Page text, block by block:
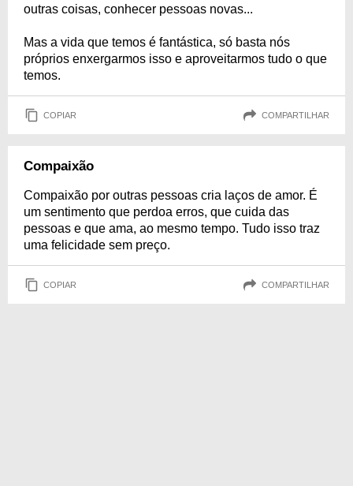
outras coisas, conhecer pessoas novas...
Mas a vida que temos é fantástica, só basta nós
próprios enxergarmos isso e aproveitarmos tudo o que
temos.
COPIAR COMPARTILHAR
Compaixão
Compaixão por outras pessoas cria laços de amor. É
um sentimento que perdoa erros, que cuida das
pessoas e que ama, ao mesmo tempo. Tudo isso traz
uma felicidade sem preço.
COPIAR COMPARTILHAR